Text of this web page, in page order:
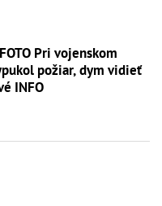
Pri vojenskom
požiar, dym vidieť
INFO